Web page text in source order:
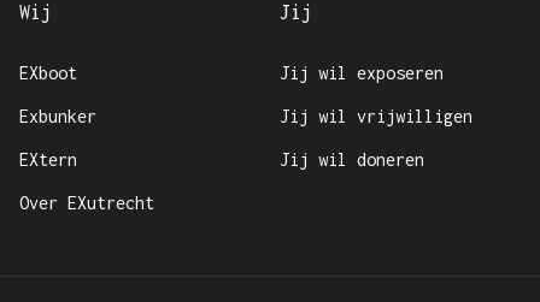
wij
EXboot
Exbunker
EXtern
Over EXutrecht
Jij
Jij wil exposeren
Jij wil vrijwilligen
Jij wil doneren